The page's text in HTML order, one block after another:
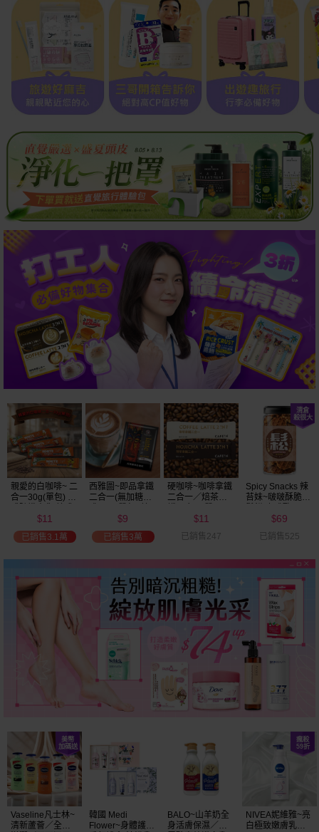
親愛的白咖啡~ 二
合一30g(單包) 款
賣場熱銷
$11
已銷售3.1萬
西雅圖~即品拿鐵
二合一(無加糖咖
式賣場熱銷
$9
已銷售3萬
硬咖啡~咖啡拿鐵
二合一／焙茶拿
包)25g 款式可選
$11
已銷售247
Spicy Snacks 辣
苔妹~啵啵酥脆小
蕾)200g
$69
已銷售525
Vaseline凡士林~
清新蘆薈／全效
韓國 Medi
Flower~身體護理
BALO~山羊奶全
身活膚保濕／玻
NIVEA妮維雅~亮
白極致嫩膚乳液